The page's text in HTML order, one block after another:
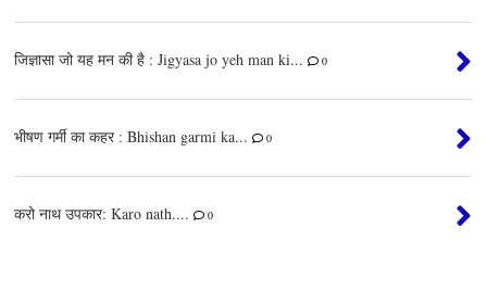
जिज्ञासा जो यह मन की है : Jigyasa jo yeh man ki... 0
भीषण गर्मी का कहर : Bhishan garmi ka... 0
करो नाथ उपकार: Karo nath.... 0